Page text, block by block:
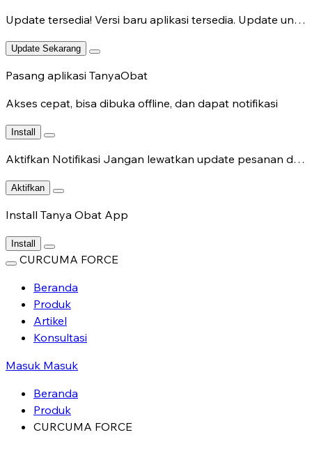
Update tersedia! Versi baru aplikasi tersedia. Update untuk fitur terbaru.
Update Sekarang
Pasang aplikasi TanyaObat
Akses cepat, bisa dibuka offline, dan dapat notifikasi
Install
Aktifkan Notifikasi Jangan lewatkan update pesanan dan chat dokter.
Aktifkan
Install Tanya Obat App
Install
CURCUMA FORCE
Beranda
Produk
Artikel
Konsultasi
Masuk Masuk
Beranda
Produk
CURCUMA FORCE